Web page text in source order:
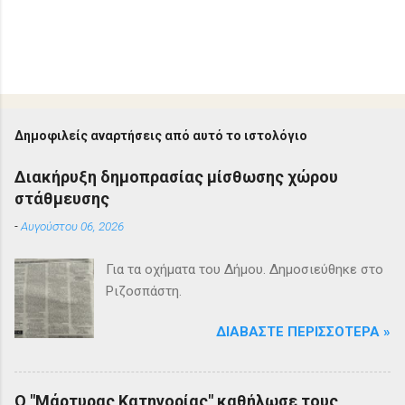
Δημοφιλείς αναρτήσεις από αυτό το ιστολόγιο
Διακήρυξη δημοπρασίας μίσθωσης χώρου
στάθμευσης
-Αυγούστου 06, 2026
Για τα οχήματα του Δήμου. Δημοσιεύθηκε στο
Ριζοσπάστη.
ΔΙΑΒΆΣΤΕ ΠΕΡΙΣΣΌΤΕΡΑ »
Ο "Μάρτυρας Κατηγορίας" καθήλωσε τους